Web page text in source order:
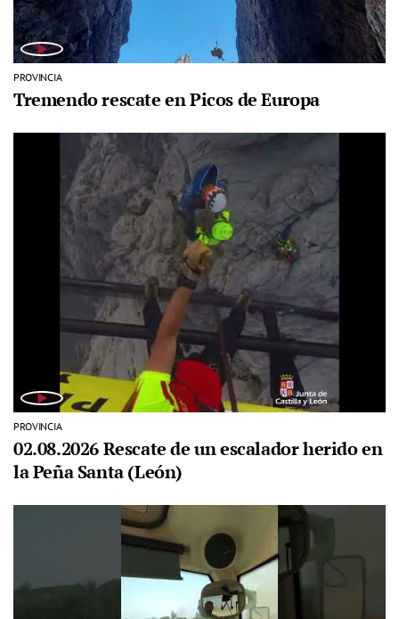
PROVINCIA
Tremendo rescate en Picos de Europa
PROVINCIA
02.08.2026 Rescate de un escalador herido en
la Peña Santa (León)